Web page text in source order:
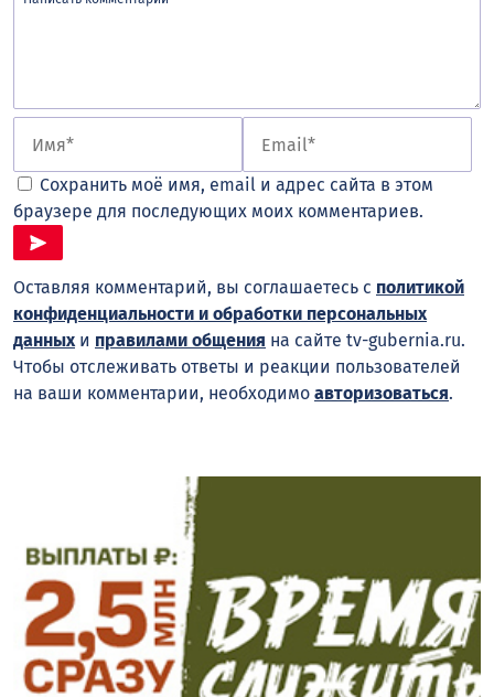
Сохранить моё имя, email и адрес сайта в этом
браузере для последующих моих комментариев.
Оставляя комментарий, вы соглашаетесь с политикой
конфиденциальности и обработки персональных
данныхи правилами общения на сайте tv-gubernia.ru.
Чтобы отслеживать ответы и реакции пользователей
на ваши комментарии, необходимо авторизоваться.